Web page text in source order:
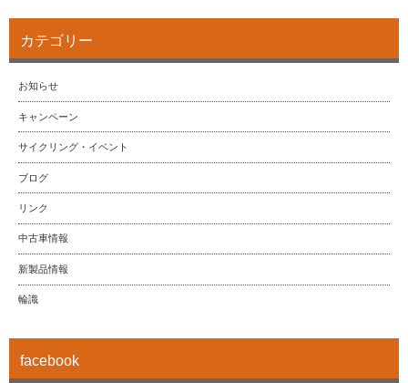
カテゴリー
お知らせ
キャンペーン
サイクリング・イベント
ブログ
リンク
中古車情報
新製品情報
輪識
facebook